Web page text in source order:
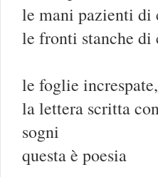
le mani pazienti di
le fronti stanche di
le foglie
la lettera scritta
sogni
questa è poesia